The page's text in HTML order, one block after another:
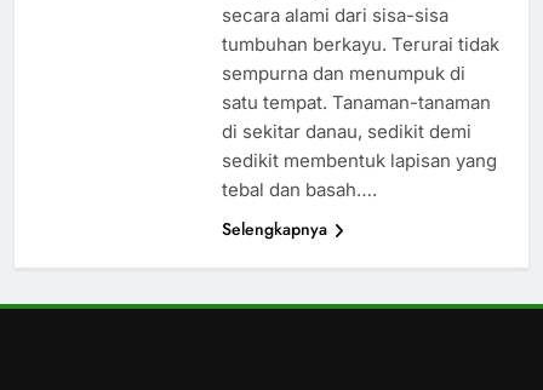
secara alami dari sisa-sisa
tumbuhan berkayu. Terurai tidak
sempurna dan menumpuk di
satu tempat. Tanaman-tanaman
di sekitar danau, sedikit demi
sedikit membentuk lapisan yang
tebal dan basah….
Selengkapnya